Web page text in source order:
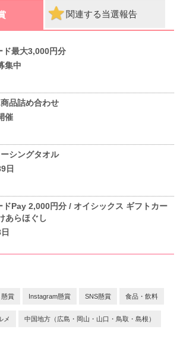
関連する当選報告
ド最大3,000円分
集中
品詰め合わせ
催
シングタオル
日
ドPay 2,000円分 / オイシックス ギフトカー
あらほぐし
懸賞 Instagram懸賞 SNS懸賞 食品・飲料
メ 中国地方（広島・岡山・山口・鳥取・島根）